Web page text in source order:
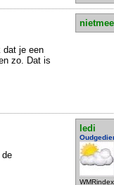
dat je een
zo. Dat is
ledi
de